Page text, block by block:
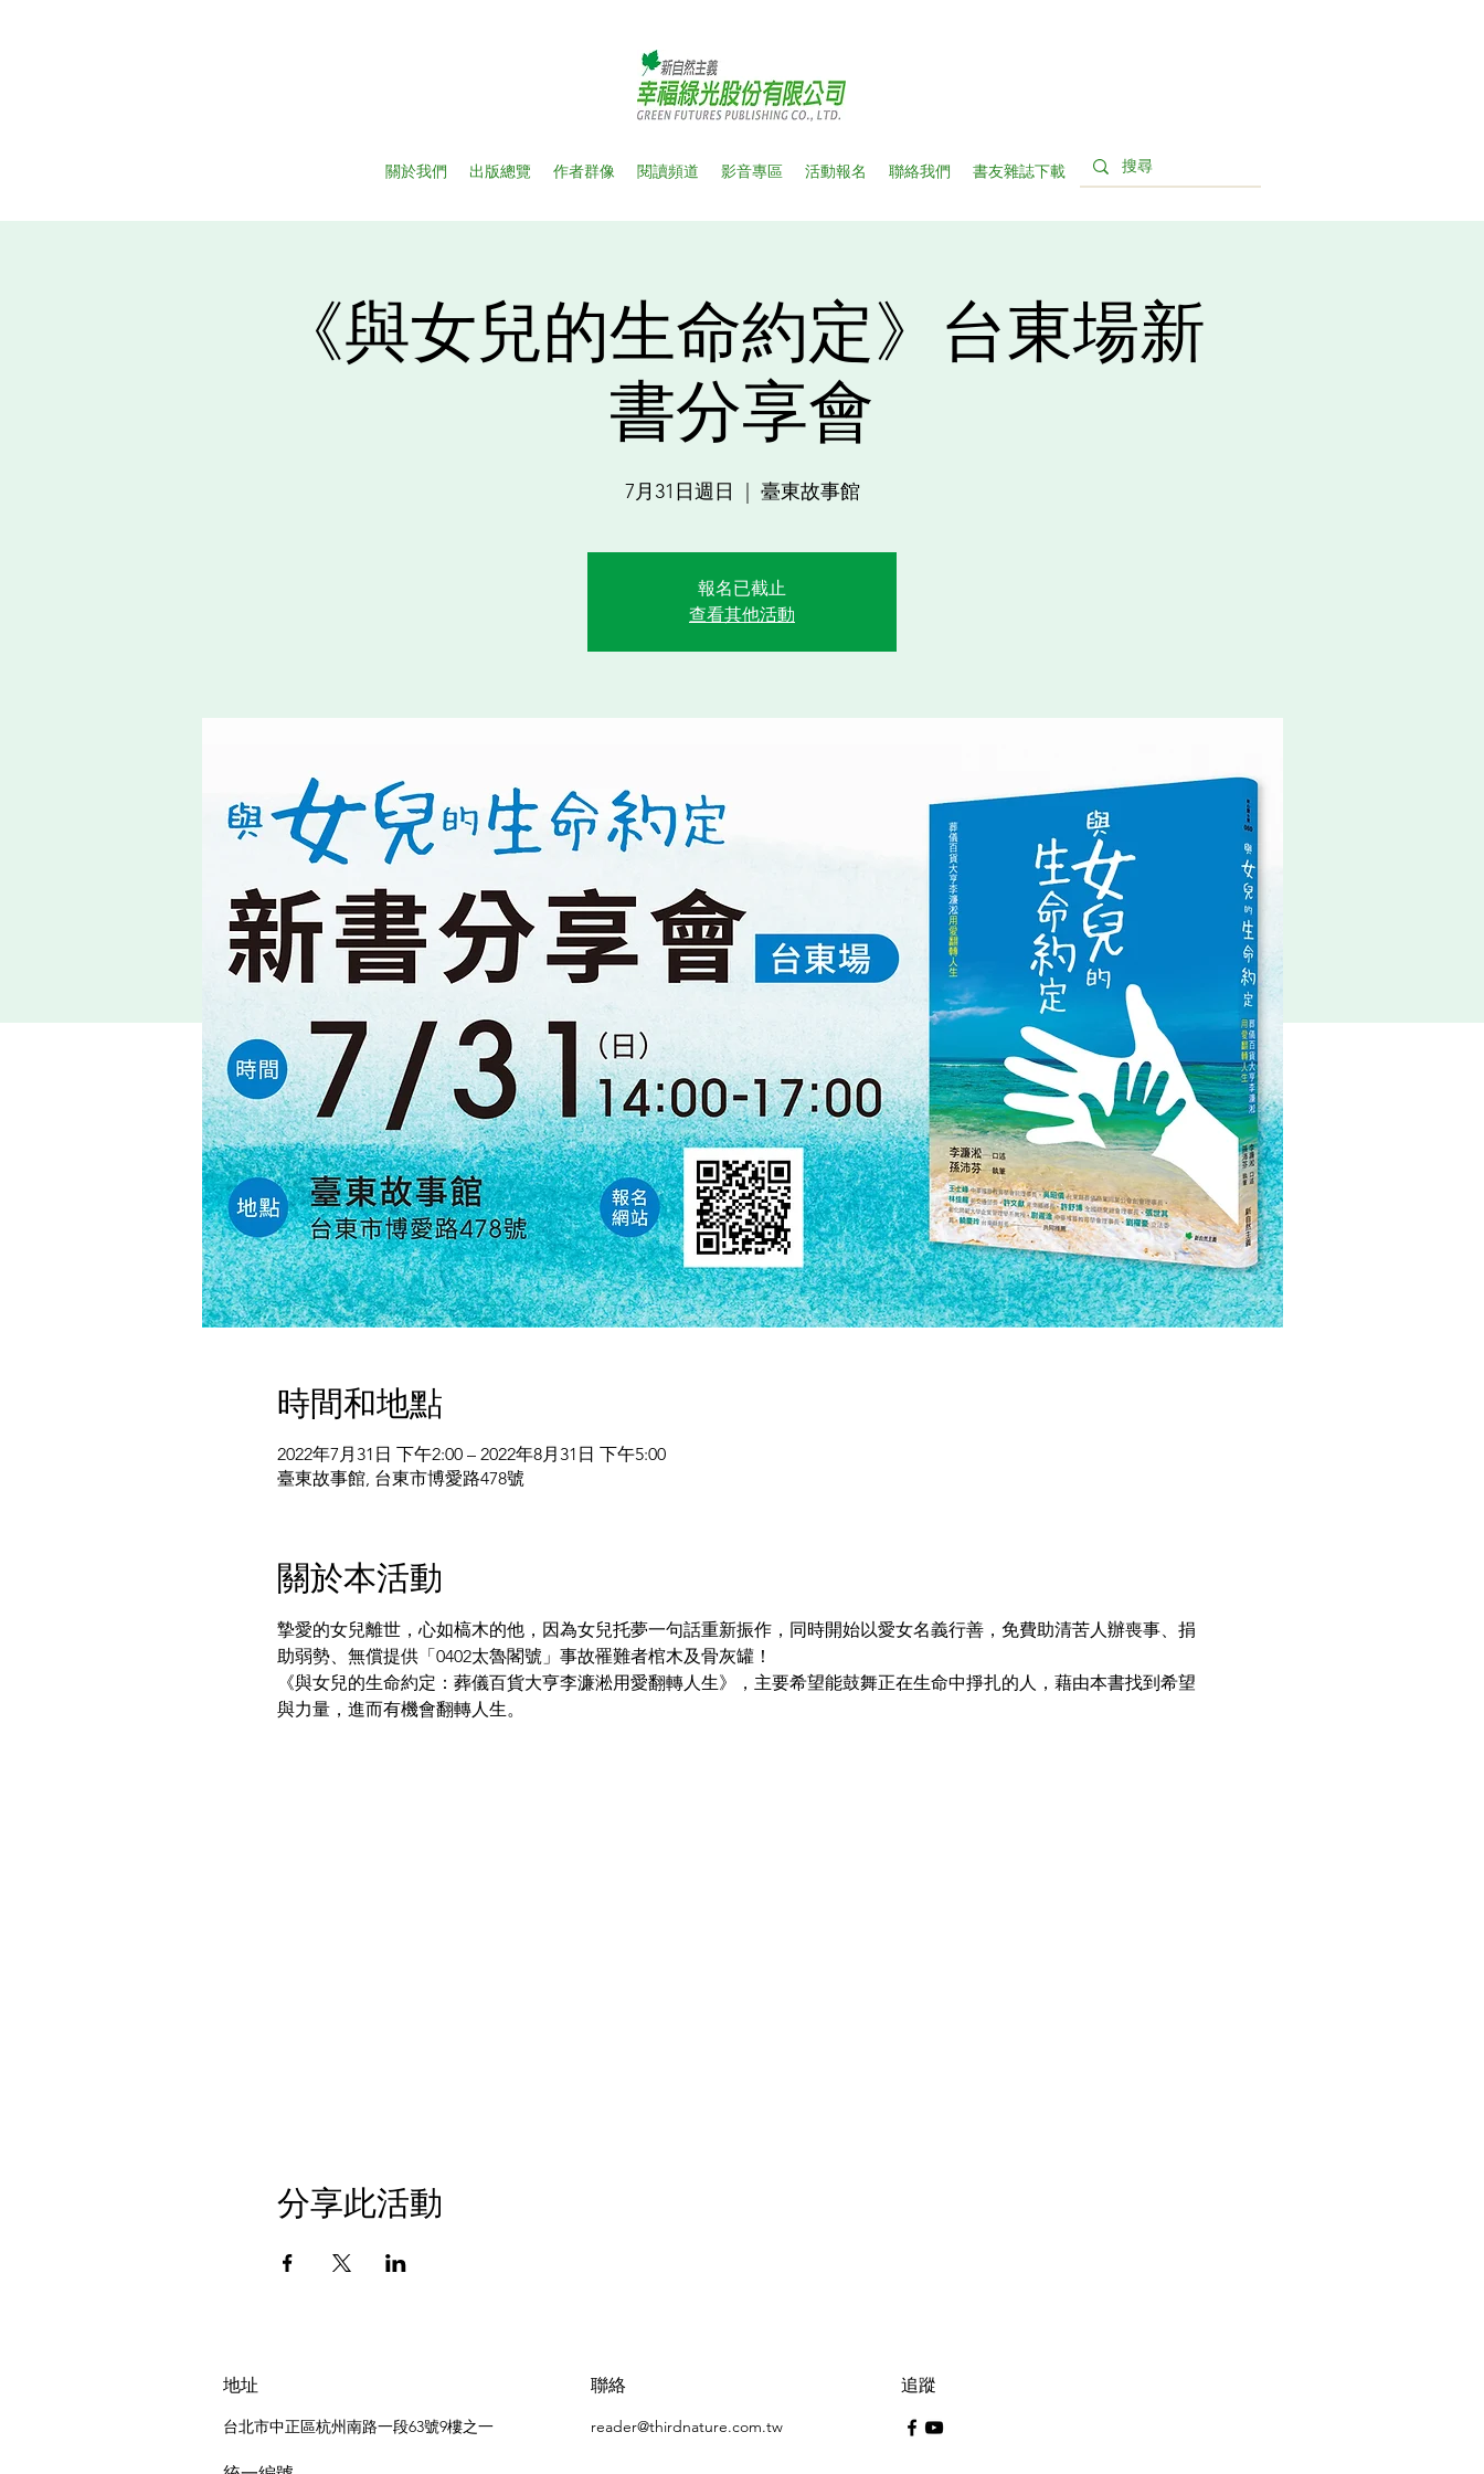
關於我們 出版總覽 作者群像 閱讀頻道 影音專區 活動報名 聯絡我們 書友雜誌下載
《與女兒的生命約定》台東場新
書分享會
7月31日週日 臺東故事館
報名已截止
查看其他活動
時間和地點
2022年7月31日 下午2:00 – 2022年8月31日 下午5:00
臺東故事館, 台東市博愛路478號
關於本活動
摯愛的女兒離世，心如槁木的他，因為女兒托夢一句話重新振作，同時開始以愛女名義行善，免費助清苦人辦喪事、捐
助弱勢、無償提供「0402太魯閣號」事故罹難者棺木及骨灰罐！
《與女兒的生命約定：葬儀百貨大亨李濂淞用愛翻轉人生》，主要希望能鼓舞正在生命中掙扎的人，藉由本書找到希望
與力量，進而有機會翻轉人生。
分享此活動
地址
台北市中正區杭州南路一段63號9樓之一
聯絡
reader@thirdnature.com.tw
追蹤